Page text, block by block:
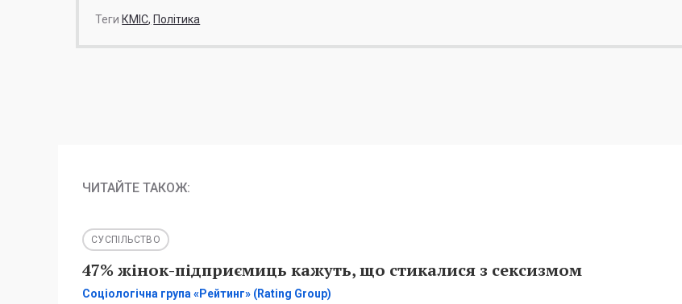
Теги КМІС Політика
ЧИТАЙТЕ ТАКОЖ:
СУСПІЛЬСТВО
47% жінок-підприємиць кажуть, що стикалися з сексизмом
Соціологічна група «Рейтинг» (Rating Group)